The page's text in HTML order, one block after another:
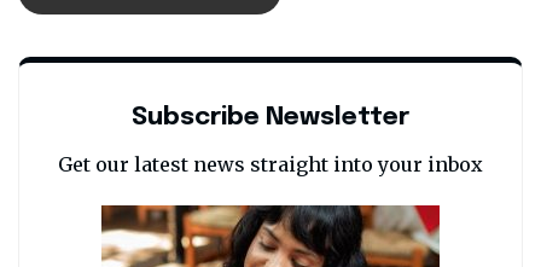
Subscribe Newsletter
Get our latest news straight into your inbox